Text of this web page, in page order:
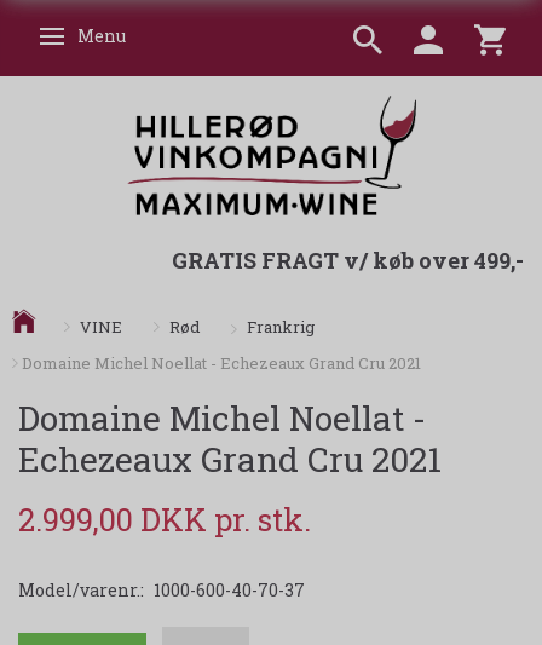
Skifte navigation
Menu
GRATIS FRAGT v/ køb over 499,-
VINE Rød
Frankrig
Domaine Michel Noellat - Echezeaux Grand Cru 2021
Domaine Michel Noellat -
Echezeaux Grand Cru 2021
2.999,00 DKK
Model/varenr.: 1000-600-40-70-37